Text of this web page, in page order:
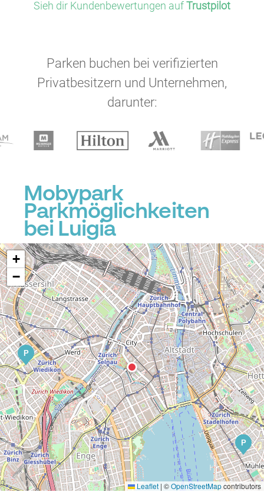
Sieh dir Kundenbewertungen aufTrustpilot
Parken buchen bei verifizierten
Privatbesitzern und Unternehmen,
darunter:
Mobypark
Parkmöglichkeiten
bei Luigia
P
P
+
−
Leaflet | ©OpenStreetMapcontributors